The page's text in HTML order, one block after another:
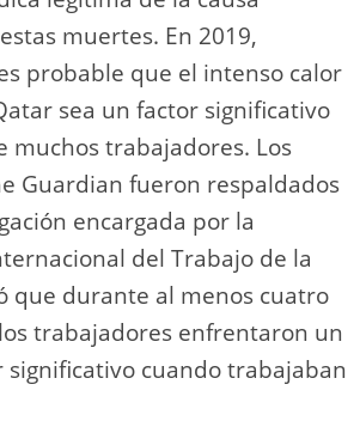
muertes. En 2019,
probable que el intenso calor
sea ​​un factor significativo
muchos trabajadores. Los
Guardian fueron respaldados
encargada por la
del Trabajo de la
que durante al menos cuatro
trabajadores enfrentaron un
significativo cuando trabajaban